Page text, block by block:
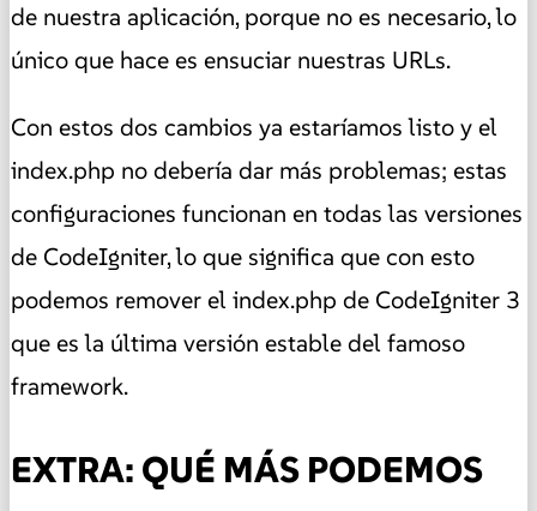
de nuestra aplicación, porque no es necesario, lo
único que hace es ensuciar nuestras URLs.
Con estos dos cambios ya estaríamos listo y el
index.php no debería dar más problemas; estas
configuraciones funcionan en todas las versiones
de CodeIgniter, lo que significa que con esto
podemos remover el index.php de CodeIgniter 3
que es la última versión estable del famoso
framework.
EXTRA: QUÉ MÁS PODEMOS